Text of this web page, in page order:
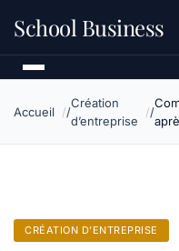
School Business
Accueil
Création
d’entreprise
CRÉATION D’ENTREPRISE